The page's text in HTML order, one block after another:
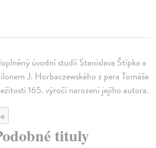
úvodní studií Stanislava Štípka a
J. Horbaczewského z pera Tomáše
165. výročí narození jejího autora.
tituly